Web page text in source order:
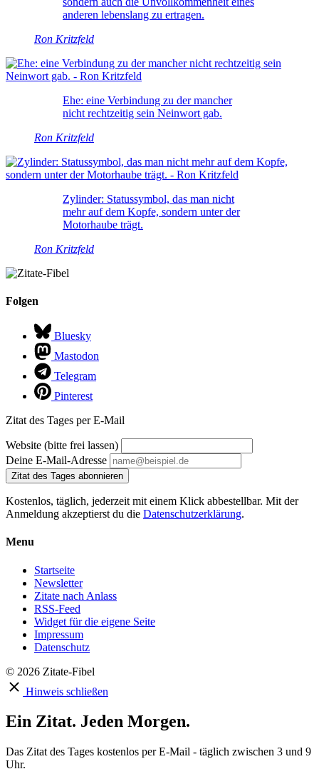
anderen lebenslang zu ertragen.
Ron Kritzfeld
Ehe: eine Verbindung zu der mancher
nicht rechtzeitig sein Neinwort gab.
Ron Kritzfeld
Zylinder: Statussymbol, das man nicht
mehr auf dem Kopfe, sondern unter der
Motorhaube trägt.
Ron Kritzfeld
Folgen
Bluesky
Mastodon
Telegram
Pinterest
Zitat des Tages per E-Mail
Website (bitte frei lassen)
Deine E-Mail-Adresse
Zitat des Tages abonnieren
Kostenlos, täglich, jederzeit mit einem Klick abbestellbar. Mit der
Anmeldung akzeptierst du die Datenschutzerklärung.
Menu
Startseite
Newsletter
Zitate nach Anlass
RSS-Feed
Widget für die eigene Seite
Impressum
Datenschutz
© 2026 Zitate-Fibel
Hinweis schließen
Ein Zitat. Jeden Morgen.
Das Zitat des Tages kostenlos per E-Mail - täglich zwischen 3 und 9
Uhr.